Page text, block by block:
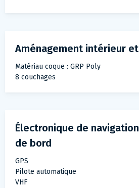
Aménagement intérieur
Matériau coque : GRP Poly
8 couchages
Électronique de navigation et instruments
de bord
GPS
Pilote automatique
VHF